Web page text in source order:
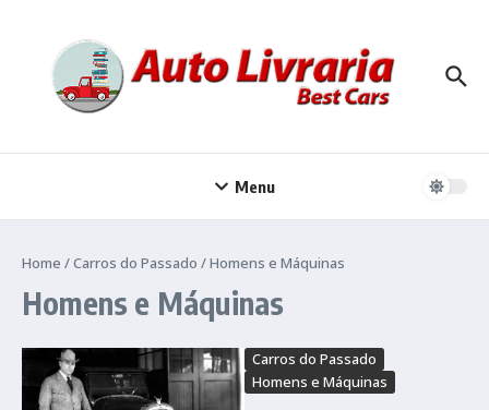
Menu
Home /Carros do Passado /Homens e Máquinas
Homens e Máquinas
Carros do Passado
Homens e Máquinas